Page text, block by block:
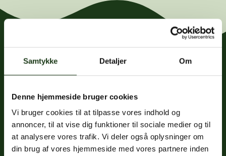
Samtykke Detaljer Om
Denne hjemmeside bruger cookies
Vi bruger cookies til at tilpasse vores indhold og
annoncer, til at vise dig funktioner til sociale medier og til
at analysere vores trafik. Vi deler også oplysninger om
din brug af vores hjemmeside med vores partnere inden
Fredericiavej 69B, st.
7100 Vejle
CVR: 32334512
Trustpilot